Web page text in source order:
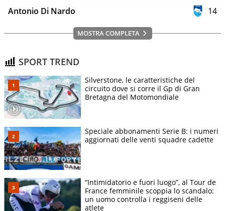
Antonio Di Nardo 14
MOSTRA COMPLETA
SPORT TREND
Silverstone, le caratteristiche del
circuito dove si corre il Gp di Gran
Bretagna del Motomondiale
Speciale abbonamenti Serie B: i numeri
aggiornati delle venti squadre cadette
“Intimidatorio e fuori luogo”, al Tour de
France femminile scoppia lo scandalo:
un uomo controlla i reggiseni delle
atlete